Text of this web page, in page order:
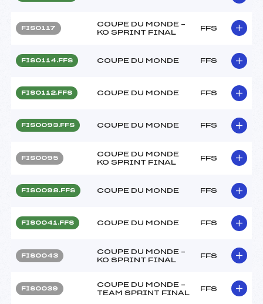
FIS0117
COUPE DU MONDE –
KO SPRINT FINAL
FFS
FIS0114.FFS COUPE DU MONDE FFS
FIS0112.FFS COUPE DU MONDE FFS
FIS0093.FFS COUPE DU MONDE FFS
FIS0095
COUPE DU MONDE
KO SPRINT FINAL
FFS
FIS0098.FFS COUPE DU MONDE FFS
FIS0041.FFS COUPE DU MONDE FFS
FIS0043
COUPE DU MONDE –
KO SPRINT FINAL
FFS
FIS0039
COUPE DU MONDE –
TEAM SPRINT FINAL
FFS